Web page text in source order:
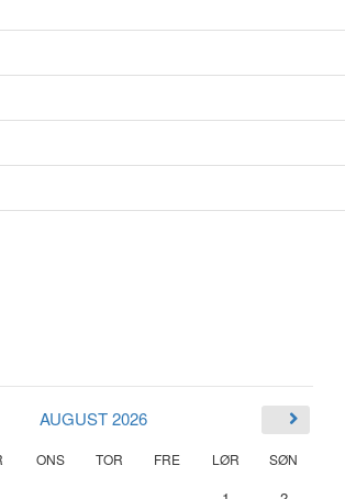
AUGUST 2026
ONS TOR FRE LØR SØN